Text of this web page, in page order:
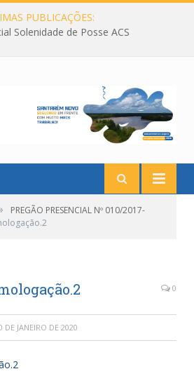
PUBLICAÇÕES:
Solenidade de Posse ACS
PREGÃO PRESENCIAL Nº 010/2017-
0
DE JANEIRO DE 2020